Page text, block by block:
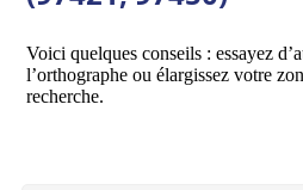
Voici quelques conseils : essayez
l’orthographe ou élargissez votre
recherche.